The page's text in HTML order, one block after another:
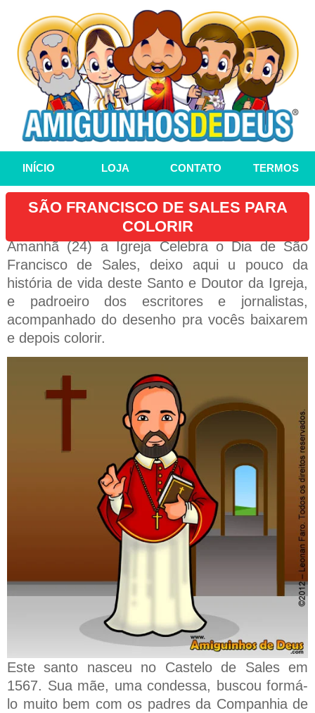
INÍCIO LOJA CONTATO TERMOS
SÃO FRANCISCO DE SALES PARA
COLORIR
Amanhã (24) a Igreja Celebra o Dia de São
Francisco de Sales, deixo aqui u pouco da
história de vida deste Santo e Doutor da Igreja,
e padroeiro dos escritores e jornalistas,
acompanhado do desenho pra vocês baixarem
e depois colorir.
Este santo nasceu no Castelo de Sales em
1567. Sua mãe, uma condessa, buscou formá-
lo muito bem com os padres da Companhia de